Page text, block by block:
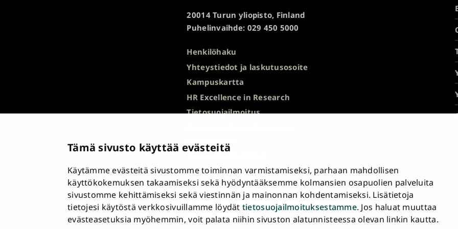
Tämä sivusto käyttää evästeitä
Käytämme evästeitä sivustomme toiminnan varmistamiseksi, parhaan mahdollisen
käyttökokemuksen takaamiseksi sekä hyödyntääksemme kolmansien osapuolien palveluita
sivustomme kehittämiseksi sekä viestinnän ja mainonnan kohdentamiseksi. Lisätietoja
tietojesi käytöstä verkkosivuillamme löydät tietosuojailmoituksestamme. Jos haluat muuttaa
evästeasetuksia myöhemmin, voit palata niihin sivuston alatunnisteessa olevan linkin kautta.
20014 Turun yliopisto, Finland
Puhelinvaihde: 029 450 5000
Henkilöhaku
Yhteystiedot ja laskutusosoite
Kampuskartta
HR Excellence in Research
Tietosuojailmoitus
Väärinkäytösepäilyt
Saavutettavuusseloste
Palaute
Intranet ja sähköiset työkalut
Evästeasetukset